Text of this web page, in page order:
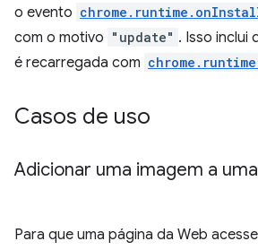
o evento
com o motivo "update" . Isso inclui
é recarregada com
Casos de uso
Adicionar uma imagem a
Para que uma página da Web